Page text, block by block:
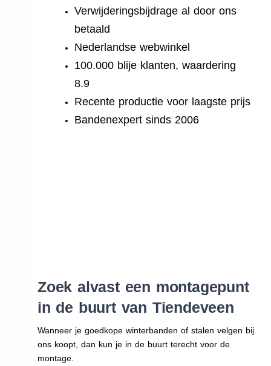
Verwijderingsbijdrage al door ons
betaald
Nederlandse webwinkel
100.000 blije klanten, waardering
8.9
Recente productie voor laagste prijs
Bandenexpert sinds 2006
Zoek alvast een montagepunt
in de buurt van Tiendeveen
Wanneer je goedkope winterbanden of stalen velgen bij
ons koopt, dan kun je in de buurt terecht voor de
montage.